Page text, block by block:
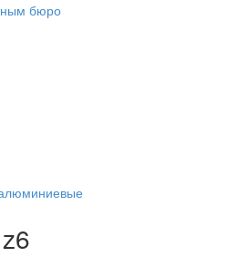
бюро